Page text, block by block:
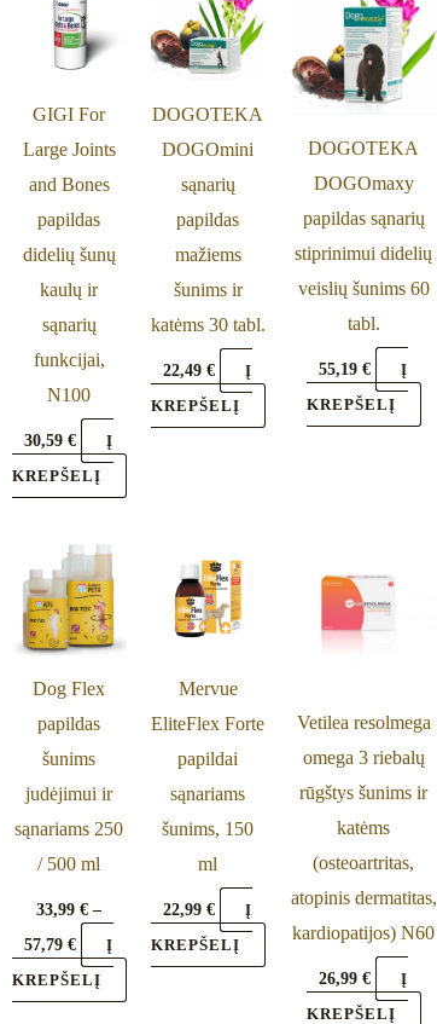
GIGI For
Large Joints
and Bones
papildas
didelių šunų
kaulų ir
sąnarių
funkcijai,
N100
30,59€
Į
KREPŠELĮ
DOGOTEKA
DOGOmini
sąnarių
papildas
mažiems
šunims ir
katėms 30 tabl.
22,49€
Į
KREPŠELĮ
DOGOTEKA
DOGOmaxy
papildas sąnarių
stiprinimui didelių
veislių šunims 60
tabl.
55,19€
Į
KREPŠELĮ
Dog Flex
papildas
šunims
judėjimui ir
sąnariams 250
/ 500 ml
33,99€ –
57,79€
Price
range:
33,99 €
through
57,79 €
Į
KREPŠELĮ
product
variants.
The
options
Mervue
EliteFlex Forte
papildai
sąnariams
šunims, 150
ml
22,99€
Į
KREPŠELĮ
Vetilea resolmega
omega 3 riebalų
rūgštys šunims ir
katėms
(osteoartritas,
atopinis dermatitas,
kardiopatijos) N60
26,99€
Į
KREPŠELĮ